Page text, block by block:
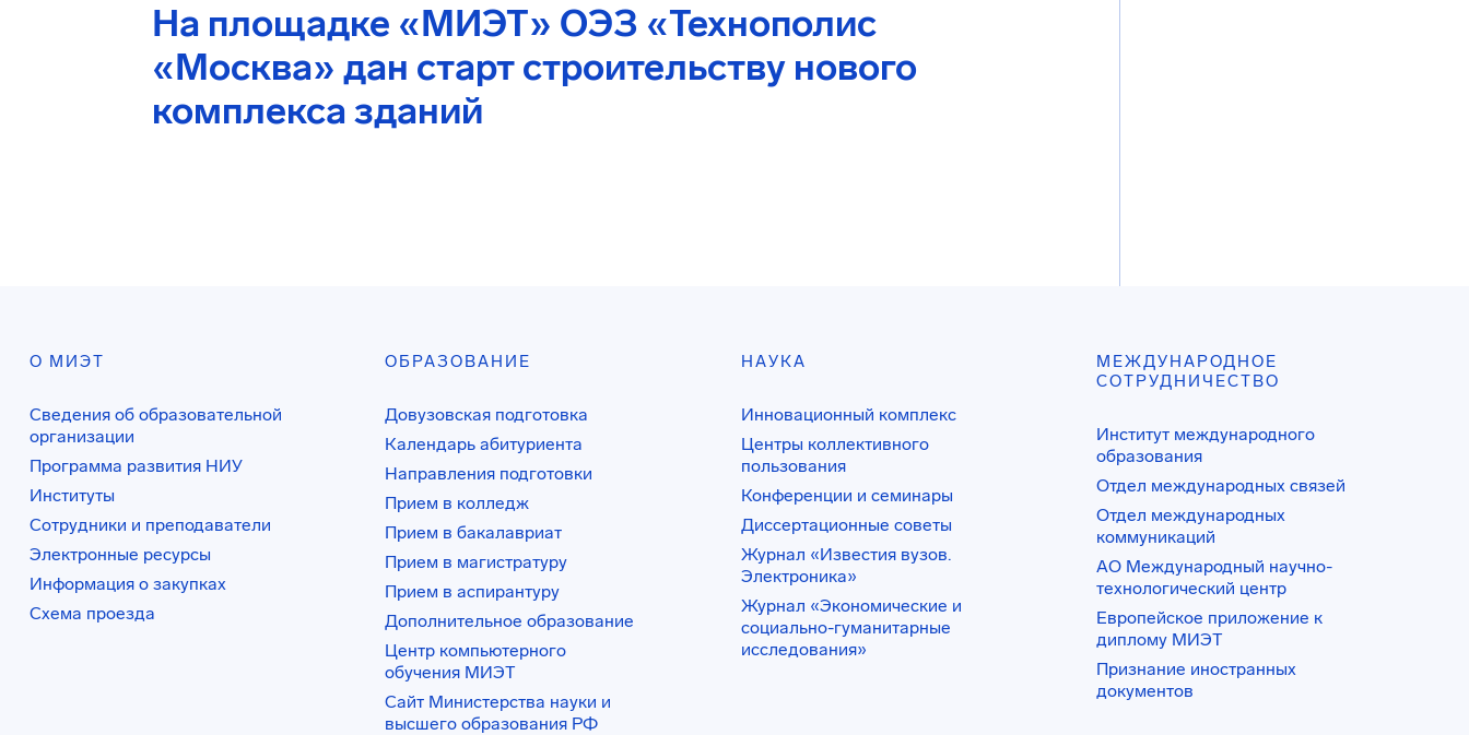
На площадке «МИЭТ» ОЭЗ «Технополис
«Москва» дан старт строительству нового
комплекса зданий
О МИЭТ
Сведения об образовательной
организации
Программа развития НИУ
Институты
Сотрудники и преподаватели
Электронные ресурсы
Информация о закупках
Схема проезда
ОБРАЗОВАНИЕ
Довузовская подготовка
Календарь абитуриента
Направления подготовки
Прием в колледж
Прием в бакалавриат
Прием в магистратуру
Прием в аспирантуру
Дополнительное образование
Центр компьютерного
обучения МИЭТ
Сайт Министерства науки и
высшего образования РФ
НАУКА
Инновационный комплекс
Центры коллективного
пользования
Конференции и семинары
Диссертационные советы
Журнал «Известия вузов.
Электроника»
Журнал «Экономические и
социально-гуманитарные
исследования»
МЕЖДУНАРОДНОЕ
СОТРУДНИЧЕСТВО
Институт международного
образования
Отдел международных связей
Отдел международных
коммуникаций
АО Международный научно-
технологический центр
Европейское приложение к
диплому МИЭТ
Признание иностранных
документов